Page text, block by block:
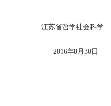
社会科学
月30日